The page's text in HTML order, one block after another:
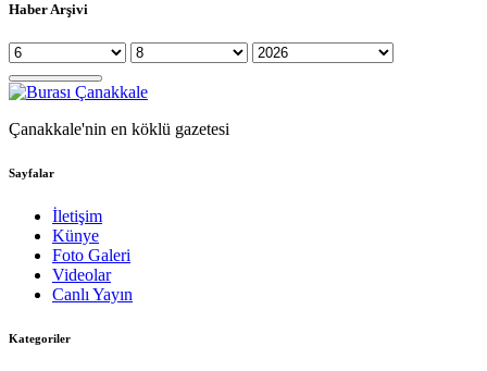
Haber Arşivi
Çanakkale'nin en köklü gazetesi
Sayfalar
İletişim
Künye
Foto Galeri
Videolar
Canlı Yayın
Kategoriler